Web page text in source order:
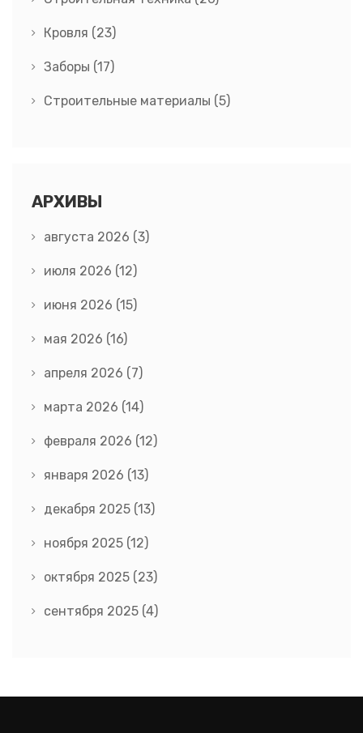
Кровля (23)
Заборы (17)
Строительные материалы (5)
АРХИВЫ
августа 2026 (3)
июля 2026 (12)
июня 2026 (15)
мая 2026 (16)
апреля 2026 (7)
марта 2026 (14)
февраля 2026 (12)
января 2026 (13)
декабря 2025 (13)
ноября 2025 (12)
октября 2025 (23)
сентября 2025 (4)